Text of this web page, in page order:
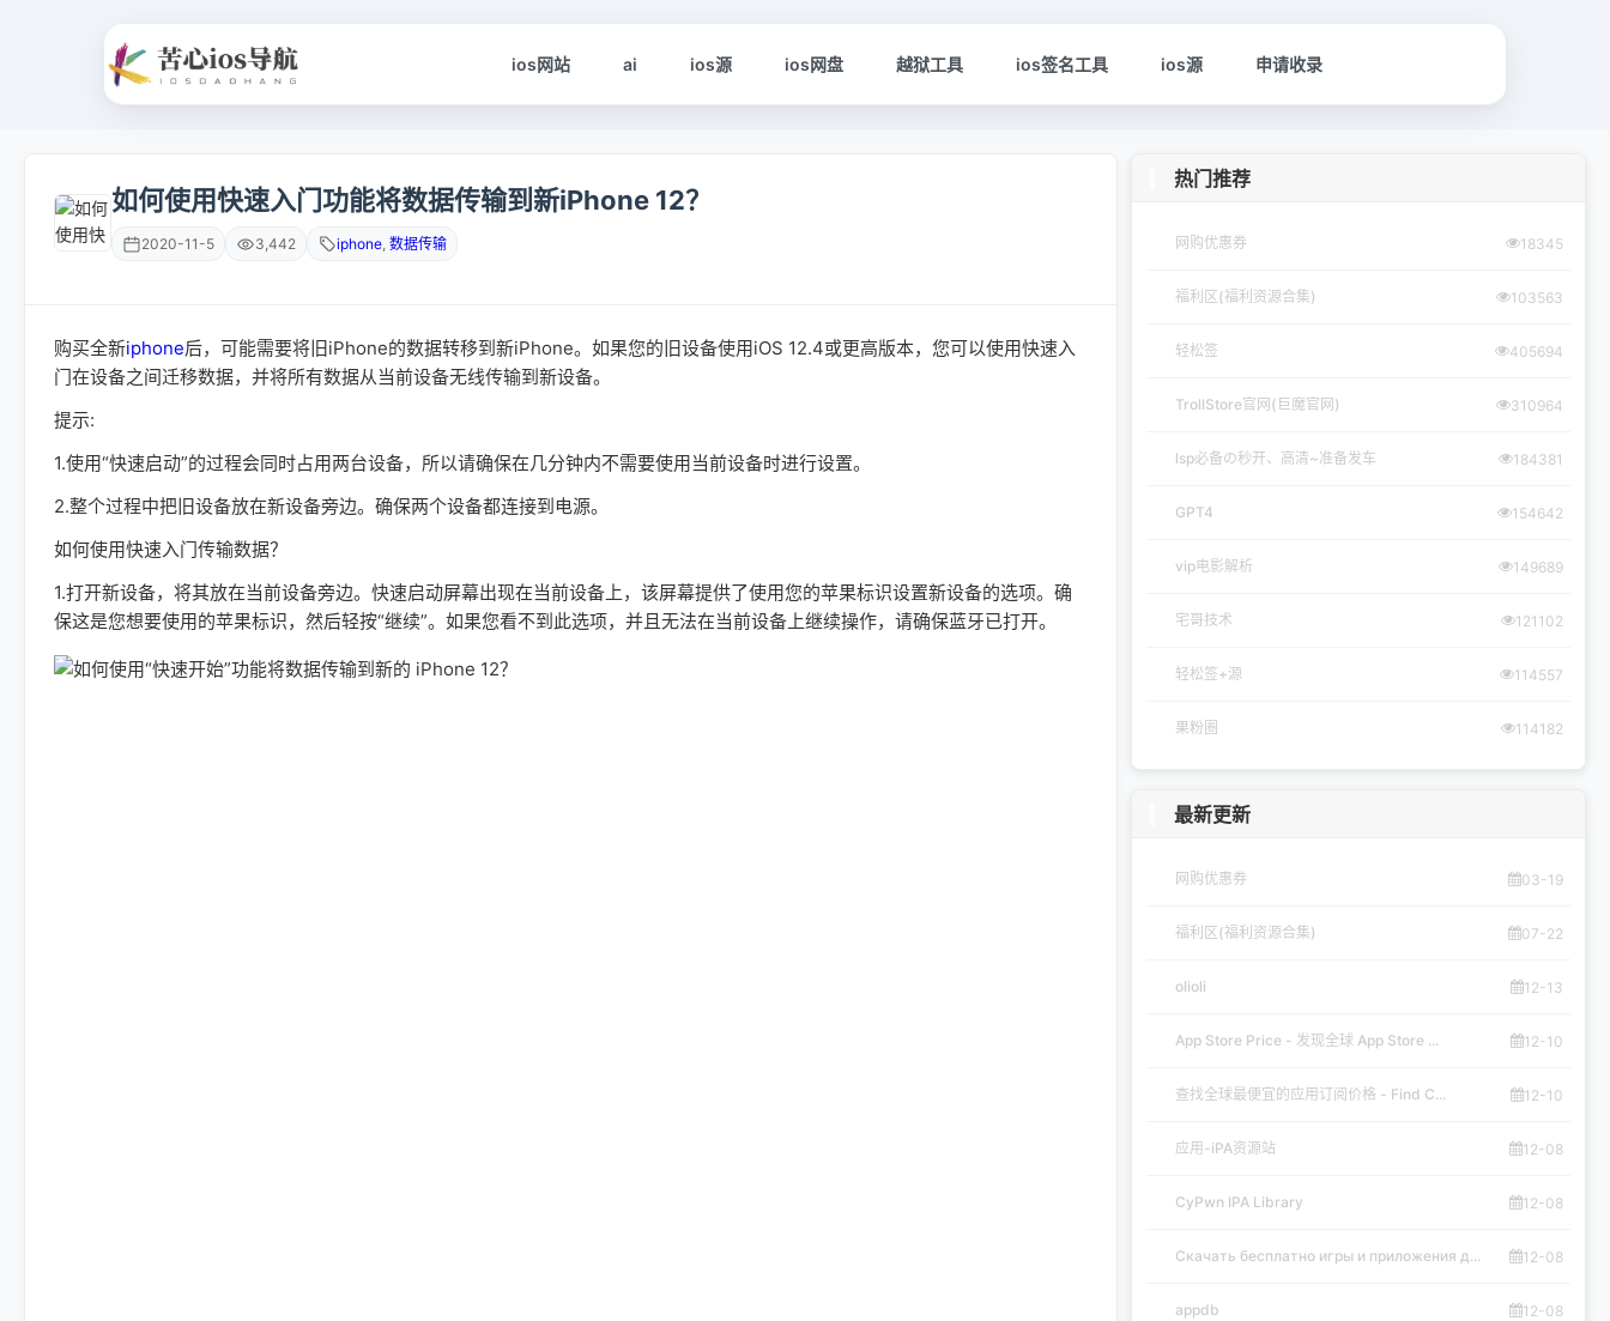
ios网站 ai ios源 ios网盘 越狱工具 ios签名工具 ios源 申请收录
如何使用快速入门功能将数据传输到新iPhone 12？
2020-11-5 3,442 iphone, 数据传输
购买全新iphone后，可能需要将旧iPhone的数据转移到新iPhone。如果您的旧设备使用iOS 12.4或更高版本，您可以使用快速入
门在设备之间迁移数据，并将所有数据从当前设备无线传输到新设备。
提示:
1.使用“快速启动”的过程会同时占用两台设备，所以请确保在几分钟内不需要使用当前设备时进行设置。
2.整个过程中把旧设备放在新设备旁边。确保两个设备都连接到电源。
如何使用快速入门传输数据？
1.打开新设备，将其放在当前设备旁边。快速启动屏幕出现在当前设备上，该屏幕提供了使用您的苹果标识设置新设备的选项。确
保这是您想要使用的苹果标识，然后轻按“继续”。如果您看不到此选项，并且无法在当前设备上继续操作，请确保蓝牙已打开。
热门推荐
网购优惠券 18345
福利区(福利资源合集) 103563
轻松签 405694
TrollStore官网(巨魔官网) 310964
lsp必备の秒开、高清~准备发车 184381
GPT4 154642
vip电影解析 149689
宅哥技术 121102
轻松签+源 114557
果粉圈 114182
最新更新
网购优惠券 03-19
福利区(福利资源合集) 07-22
olioli 12-13
App Store Price - 发现全球 App Store ... 12-10
查找全球最便宜的应用订阅价格 - Find C... 12-10
应用-iPA资源站 12-08
CyPwn IPA Library 12-08
Скачать бесплатно игры и приложения д... 12-08
appdb 12-08